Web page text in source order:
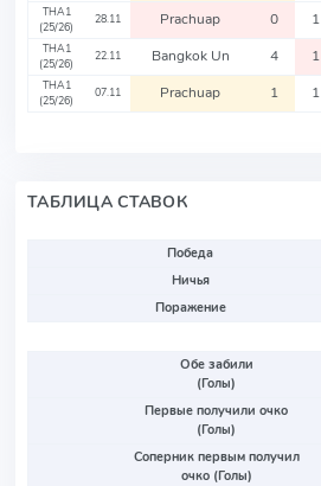
THA1
(25/26)
28.11 Prachuap 0 1
THA1
(25/26)
22.11 Bangkok Un 4 1
THA1
(25/26)
07.11 Prachuap 1 1
ТАБЛИЦА СТАВОК
Победа
Ничья
Поражение
Обе забили
(Голы)
Первые получили очко
(Голы)
Соперник первым получил
очко (Голы)